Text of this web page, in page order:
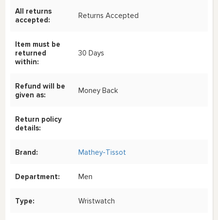
All returns
accepted:
Returns Accepted
Item must be
returned
within:
30 Days
Refund will be
given as:
Money Back
Return policy
details:
Brand: Mathey-Tissot
Department: Men
Type: Wristwatch